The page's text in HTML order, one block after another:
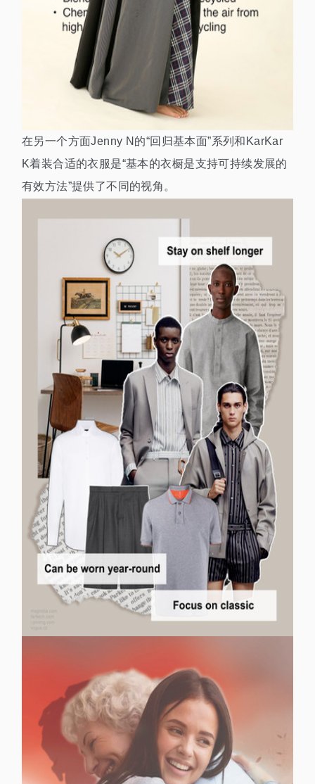
在另一个方面Jenny N的“回归基本面”系列和KarKar
K着装合适的衣服是“基本的衣橱是支持可持续发展的
有效方法”提供了不同的视角。